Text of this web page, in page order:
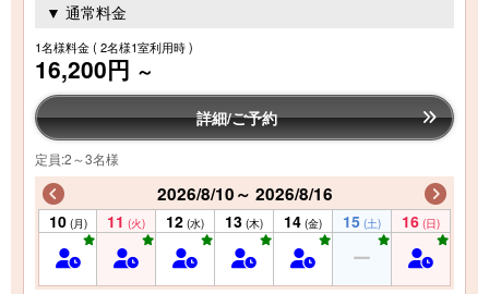
▼ 通常料金
1名様料金( 2名様1室利用時 )
16,200円 ～
詳細/ご予約
定員:2～3名様
2026/8/10～ 2026/8/16
10 (月) 11 (火) 12 (水) 13 (木) 14 (金) 15 (土) 16 (日)